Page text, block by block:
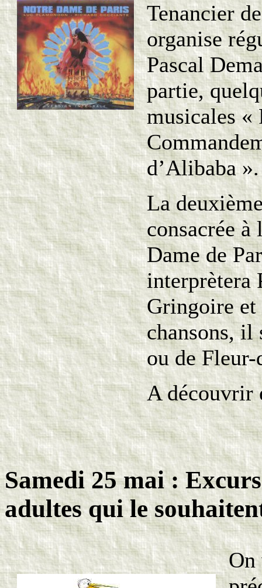
Tenancier
organise
Pascal
partie,
musicales
d’Alibaba ».
La
consacrée
Dame de
interprètera
Gringoire
chansons, il
ou de
A
Samedi 25 mai :
adultes qui le
On